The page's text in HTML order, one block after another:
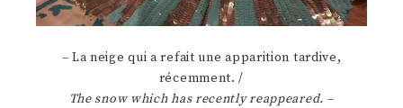
– La neige qui a refait une apparition tardive,
récemment. /
The snow which has recently reappeared. –